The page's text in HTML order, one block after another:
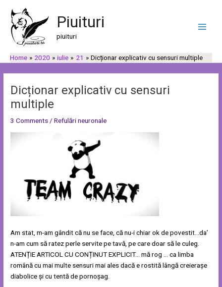
content
Piuituri
piuituri
Menu
Home 2020 iulie 21 Dicționar explicativ cu sensuri multiple
Dicționar explicativ cu sensuri
multiple
3 Comments/Refulări neuronale
Am stat, m-am gândit că nu se face, că nu-i chiar ok de povestit…da’
n-am cum să ratez perle servite pe tavă, pe care doar să le culeg.
ATENȚIE ARTICOL CU CONȚINUT EXPLICIT… mă rog … ca limba
română cu mai multe sensuri mai ales dacă e rostită lângă creierașe
diabolice și cu tentă de pornoșag.
navigation
a
u
ă
a
t
g
o
r